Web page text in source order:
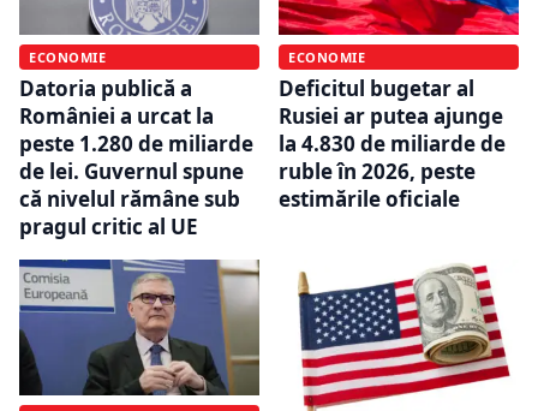
ECONOMIE
Datoria publică a
României a urcat la
peste 1.280 de miliarde
de lei. Guvernul spune
că nivelul rămâne sub
pragul critic al UE
ECONOMIE
Deficitul bugetar al
Rusiei ar putea ajunge
la 4.830 de miliarde de
ruble în 2026, peste
estimările oficiale